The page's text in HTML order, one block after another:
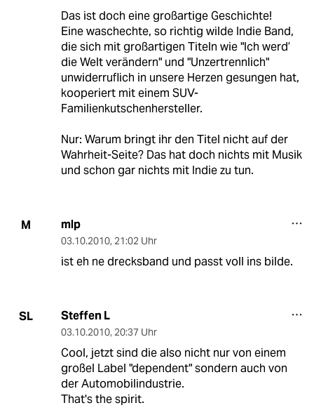
Das ist doch eine großartige Geschichte!
Eine waschechte, so richtig wilde Indie Band,
die sich mit großartigen Titeln wie "Ich werd’
die Welt verändern" und "Unzertrennlich"
unwiderruflich in unsere Herzen gesungen hat,
kooperiert mit einem SUV-
Familienkutschenhersteller.
Nur: Warum bringt ihr den Titel nicht auf der
Wahrheit-Seite? Das hat doch nichts mit Musik
und schon gar nichts mit Indie zu tun.
M mlp
03.10.2010, 21:02 Uhr
ist eh ne drecksband und passt voll ins bilde.
SL Steffen L
03.10.2010, 20:37 Uhr
Cool, jetzt sind die also nicht nur von einem
großel Label "dependent" sondern auch von
der Automobilindustrie.
That's the spirit.